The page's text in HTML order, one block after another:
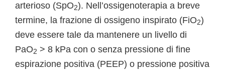
arterioso (SpO2). Nell’ossigenoterapia a breve
termine, la frazione di ossigeno inspirato (FiO2)
deve essere tale da mantenere un livello di
PaO2 > 8 kPa con o senza pressione di fine
espirazione positiva (PEEP) o pressione positiva